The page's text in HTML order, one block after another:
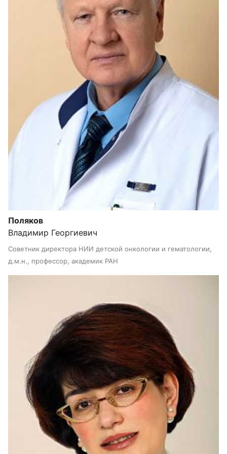
Поляков
Владимир Георгиевич
Советник директора НИИ детской онкологии и гематологии,
д.м.н., профессор, академик РАН